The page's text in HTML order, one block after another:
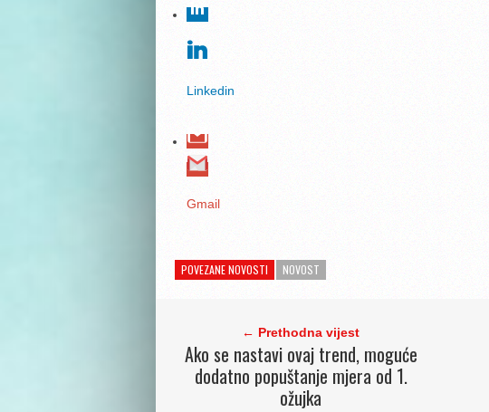
Linkedin
Gmail
POVEZANE NOVOSTI NOVOST
← Prethodna vijest
Ako se nastavi ovaj trend, moguće
dodatno popuštanje mjera od 1.
ožujka